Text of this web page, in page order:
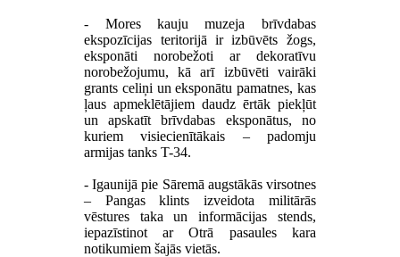
- Mores kauju muzeja brīvdabas
ekspozīcijas teritorijā ir izbūvēts žogs,
eksponāti norobežoti ar dekoratīvu
norobežojumu, kā arī izbūvēti vairāki
grants celiņi un eksponātu pamatnes, kas
ļaus apmeklētājiem daudz ērtāk piekļūt
un apskatīt brīvdabas eksponātus, no
kuriem visiecienītākais – padomju
armijas tanks T-34.
- Igaunijā pie Sāremā augstākās virsotnes
– Pangas klints izveidota militārās
vēstures taka un informācijas stends,
iepazīstinot ar Otrā pasaules kara
notikumiem šajās vietās.